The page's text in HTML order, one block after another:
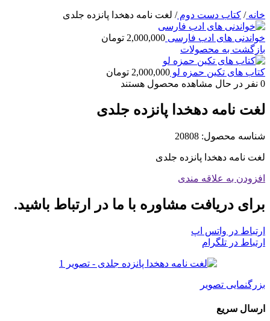
خانه/ کتاب دست دوم/ لغت نامه دهخدا پانزده جلدی
خواندنی های ادب فارسی 2,000,000 تومان
بازگشت به محصولات
کتاب های تکین حمزه لو 2,000,000 تومان
0 نفر در حال مشاهده محصول هستند
لغت نامه دهخدا پانزده جلدی
شناسه محصول: 20808
لغت نامه دهخدا پانزده جلدی
افزودن به علاقه مندی
برای دریافت مشاوره با ما در ارتباط باشید.
ارتباط در واتس اپ
ارتباط در تلگرام
بزرگنمایی تصویر
ارسال سریع